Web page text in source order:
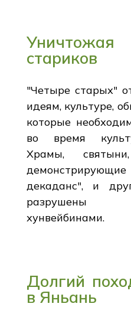
стариков
"Четыре старых"
идеям, культуре,
которые
во время
Храмы,
декаданс", и
разрушены
хунвейбинами.
Долгий
в Яньань